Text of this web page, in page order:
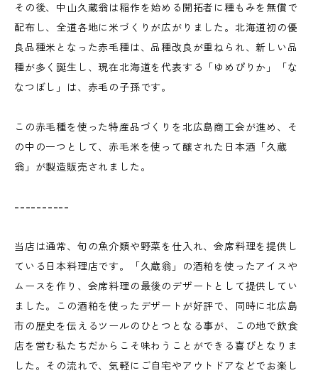
その後、中山久蔵翁は稲作を始める開拓者に種もみを無償で
配布し、全道各地に米づくりが広がりました。北海道初の優
良品種米となった赤毛種は、品種改良が重ねられ、新しい品
種が多く誕生し、現在北海道を代表する「ゆめぴりか」「な
なつぼし」は、赤毛の子孫です。
この赤毛種を使った特産品づくりを北広島商工会が進め、そ
の中の一つとして、赤毛米を使って醸された日本酒「久蔵
翁」が製造販売されました。
----------
当店は通常、旬の魚介類や野菜を仕入れ、会席料理を提供し
ている日本料理店です。「久蔵翁」の酒粕を使ったアイスや
ムースを作り、会席料理の最後のデザートとして提供してい
ました。この酒粕を使ったデザートが好評で、同時に北広島
市の歴史を伝えるツールのひとつとなる事が、この地で飲食
店を営む私たちだからこそ味わうことができる喜びとなりま
した。その流れで、気軽にご自宅やアウトドアなどでお楽し